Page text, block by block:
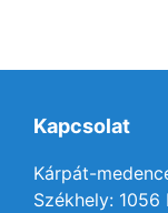
Kapcsolat
Kárpát-
Székhely: 1056